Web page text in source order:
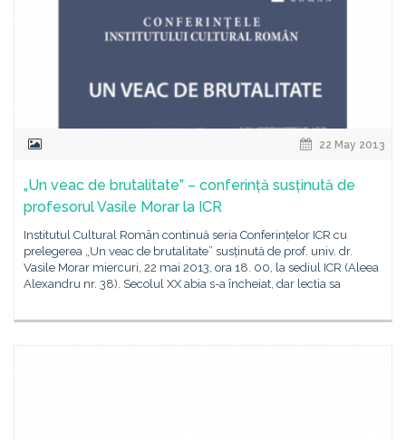
22 May 2013
„Un veac de brutalitate” – conferință susținută de
profesorul Vasile Morar la ICR
Institutul Cultural Român continuă seria Conferințelor ICR cu
prelegerea „Un veac de brutalitate” susținută de prof. univ. dr.
Vasile Morar miercuri, 22 mai 2013, ora 18. 00, la sediul ICR (Aleea
Alexandru nr. 38). Secolul XX abia s-a încheiat, dar lectia sa